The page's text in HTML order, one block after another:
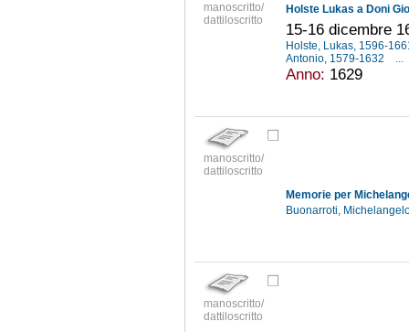
manoscritto/
dattiloscritto
Holste Lukas a Doni
15-16 dicembre
Holste, Lukas, 1596-
Antonio, 1579-1632
...
Anno: 1629
manoscritto/
dattiloscritto
Memorie per
Buonarroti,
manoscritto/
dattiloscritto